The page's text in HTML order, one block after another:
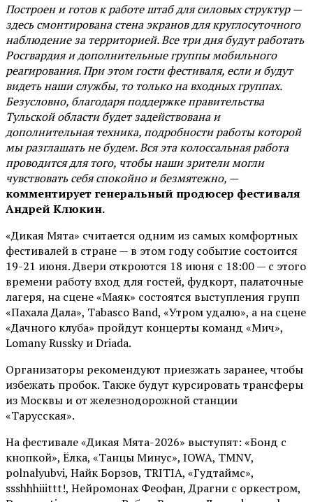
Построен и готов к работе штаб для силовых структур —
здесь смонтирована стена экранов для круглосуточного
наблюдение за территорией. Все три дня будут работать
Росгвардия и дополнительные группы мобильного
реагирования. При этом гости фестиваля, если и будут
видеть наши службы, то только на входных группах.
Безусловно, благодаря поддержке правительства
Тульской области будет задействована и
дополнительная техника, подробности работы которой
мы разглашать не будем. Вся эта колоссальная работа
проводится для того, чтобы наши зрители могли
чувствовать себя спокойно и безмятежно, —
комментирует генеральный продюсер фестиваля
Андрей Клюкин.
«Дикая Мята» считается одним из самых комфортных
фестивалей в стране — в этом году событие состоится
19-21 июня. Двери откроются 18 июня с 18:00 — с этого
времени работу вход для гостей, фудкорт, палаточные
лагеря, на сцене «Маяк» состоятся выступления групп
«Пахала Дала», Tabasco Band, «Утром удалю», а на сцене
«Дачного клуба» пройдут концерты команд «Мич»,
Lomany Russky и Driada.
Организаторы рекомендуют приезжать заранее, чтобы
избежать пробок. Также будут курсировать трансферы
из Москвы и от железнодорожной станции
«Тарусская».
На фестивале «Дикая Мята-2026» выступят: «Бонд с
кнопкой», Ёлка, «Танцы Минус», IOWA, TMNV,
polnalyubvi, Найк Борзов, TRITIA, «Гудтаймс»,
ssshhhiiittt!, Нейромонах Феофан, Драгни с оркестром,